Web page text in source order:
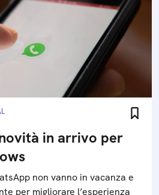
in arrivo per
non vanno in vacanza e
per migliorare l’esperienza